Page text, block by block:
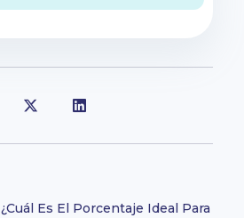
¿Cuál Es El Porcentaje Ideal Para